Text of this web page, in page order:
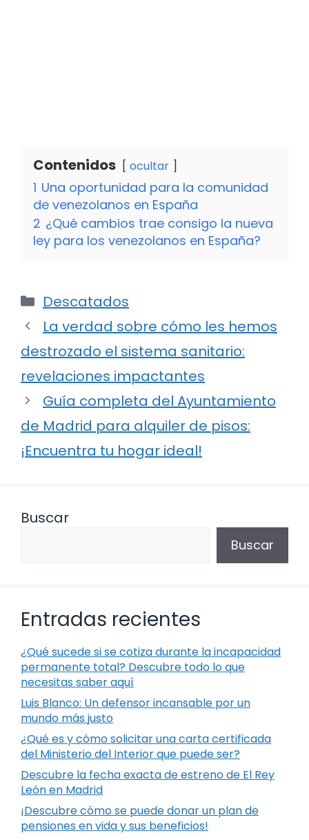
Contenidos ocultar
1 Una oportunidad para la comunidad
de venezolanos en España
2 ¿Qué cambios trae consigo la nueva
ley para los venezolanos en España?
Categorías
Descatados
La verdad sobre cómo les hemos
destrozado el sistema sanitario:
revelaciones impactantes
Guía completa del Ayuntamiento
de Madrid para alquiler de pisos:
¡Encuentra tu hogar ideal!
Buscar
Buscar
Entradas recientes
¿Qué sucede si se cotiza durante la incapacidad
permanente total? Descubre todo lo que
necesitas saber aquí
Luis Blanco: Un defensor incansable por un
mundo más justo
¿Qué es y cómo solicitar una carta certificada
del Ministerio del Interior que puede ser?
Descubre la fecha exacta de estreno de El Rey
León en Madrid
¡Descubre cómo se puede donar un plan de
pensiones en vida y sus beneficios!